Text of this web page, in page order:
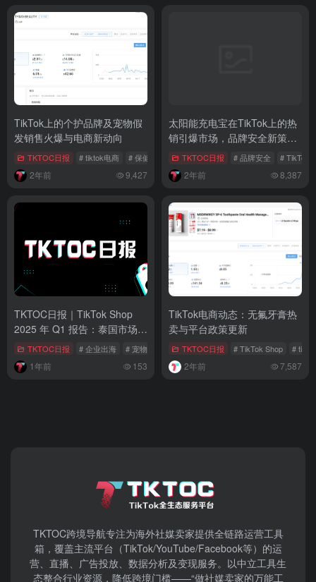
TikTok上的个护品牌及宠物假
发销售火爆与电商新动向
TKTOC日报 # tiktok电商 # 保健品市场 # 宠物假发
2年前 9,427
太阳能充电宝在TikTok上的热
销引爆市场，品牌安全新策略
及全球市场动态
TKTOC日报 # 品牌安全 # TikTok
2年前 8,387
TKTOC日报｜TikTok Shop
2025 年 Q1 报告：泰国市场一
骑绝尘
TKTOC日报 # 企业出海 # 宠物产品 # 外贸优品中华行
1年前 153
TikTok电商动态：无氟牙膏热
卖与平台政策更新
TKTOC日报 # TikTok Shop #
2年前 7,587
TKTOC跨境导航​专注为海外社媒卖家提供全链路运营工具
箱，覆盖主流平台（TikTok/YouTube/Facebook等）​的运
营、直播、广告投放、数据分析及变现服务。以中立工具生
态整合行业资源，降低跨境门槛——“做社媒卖家的万能工